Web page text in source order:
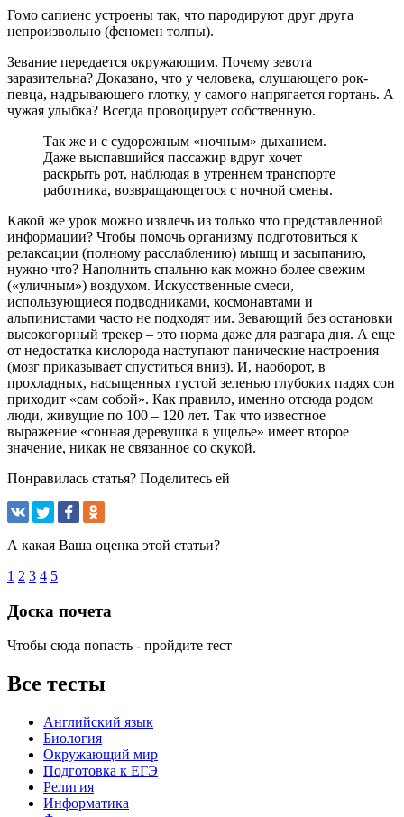
Гомо сапиенс устроены так, что пародируют друг друга
непроизвольно (феномен толпы).
Зевание передается окружающим. Почему зевота
заразительна? Доказано, что у человека, слушающего рок-
певца, надрывающего глотку, у самого напрягается гортань. А
чужая улыбка? Всегда провоцирует собственную.
Так же и с судорожным «ночным» дыханием.
Даже выспавшийся пассажир вдруг хочет
раскрыть рот, наблюдая в утреннем транспорте
работника, возвращающегося с ночной смены.
Какой же урок можно извлечь из только что представленной
информации? Чтобы помочь организму подготовиться к
релаксации (полному расслаблению) мышц и засыпанию,
нужно что? Наполнить спальню как можно более свежим
(«уличным») воздухом. Искусственные смеси,
использующиеся подводниками, космонавтами и
альпинистами часто не подходят им. Зевающий без остановки
высокогорный трекер – это норма даже для разгара дня. А еще
от недостатка кислорода наступают панические настроения
(мозг приказывает спуститься вниз). И, наоборот, в
прохладных, насыщенных густой зеленью глубоких падях сон
приходит «сам собой». Как правило, именно отсюда родом
люди, живущие по 100 – 120 лет. Так что известное
выражение «сонная деревушка в ущелье» имеет второе
значение, никак не связанное со скукой.
Понравилась статья? Поделитесь ей
А какая Ваша оценка этой статьи?
1 2 3 4 5
Доска почета
Чтобы сюда попасть - пройдите тест
Все тесты
Английский язык
Биология
Окружающий мир
Подготовка к ЕГЭ
Религия
Информатика